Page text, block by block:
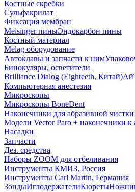
Костные скребки
Сульфакрилат
Фиксация мембран
Meisinger пиныЭндокарбон пины
Костный материал
Melag оборудование
Автоклавы и запчасти к ним
Бинокуляры, осветители
Brilliance Dialog (Eighteeth, Китай)
Компьютерная анестезия
Микроскопы
Микроскопы BoneDent
Наконечники для абразивной чистки
Модели Vector Paro + наконечники к
Насадки
Запчасти
Дез. средства
Наборы ZOOM для отбеливания
Инструменты КМИЗ, Россия
Инструменты Carl Martin, Германия
ЗондыИглодержателиКюреты